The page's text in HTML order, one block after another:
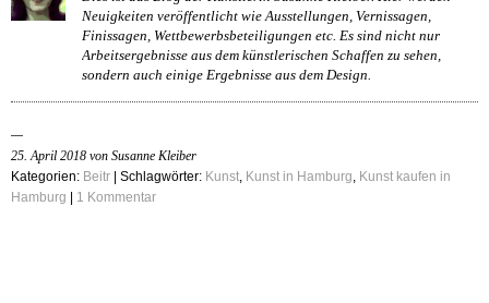
Neuigkeiten veröffentlicht wie Ausstellungen, Vernissagen,
Finissagen, Wettbewerbsbeteiligungen etc. Es sind nicht nur
Arbeitsergebnisse aus dem künstlerischen Schaffen zu sehen,
sondern auch einige Ergebnisse aus dem Design.
25. April 2018 von Susanne Kleiber
Kategorien: Beitr | Schlagwörter: Kunst, Kunst in Hamburg, Kunst kaufen in
Hamburg
1 Kommentar